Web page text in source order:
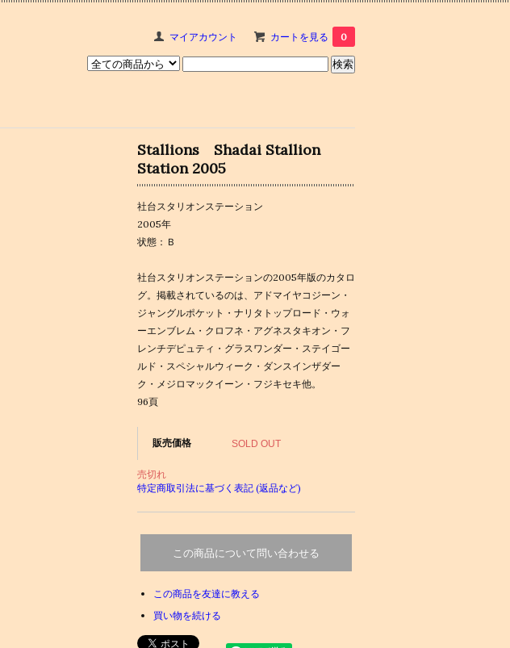
マイアカウント カートを見る 0
Stallions Shadai Stallion
Station 2005
社台スタリオンステーション
2005年
状態：Ｂ
社台スタリオンステーションの2005年版のカタロ
グ。掲載されているのは、アドマイヤコジーン・
ジャングルポケット・ナリタトップロード・ウォ
ーエンブレム・クロフネ・アグネスタキオン・フ
レンチデピュティ・グラスワンダー・ステイゴー
ルド・スペシャルウィーク・ダンスインザダー
ク・メジロマックイーン・フジキセキ他。
96頁
販売価格 SOLD OUT
売切れ
特定商取引法に基づく表記 (返品など)
この商品について問い合わせる
この商品を友達に教える
買い物を続ける